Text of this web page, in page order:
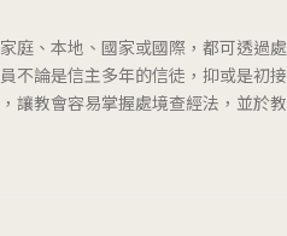
庭、本地、國家或國際，都可透過處
不論是信主多年的信徒，抑或是初接
讓教會容易掌握處境查經法，並於教